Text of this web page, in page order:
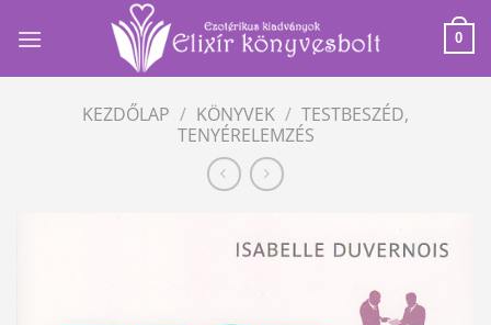
0
KEZDŐLAP / KÖNYVEK / TESTBESZÉD,
TENYÉRELEMZÉS